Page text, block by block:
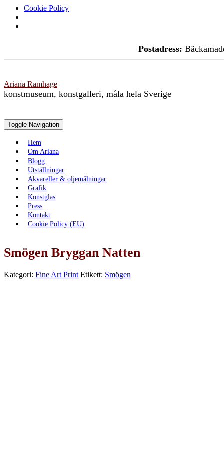
Cookie Policy
content
Postadress:
Ariana Ramhage
konstmuseum, konstgalleri, måla hela Sverige
Toggle Navigation
Hem
Om Ariana
Blogg
Utställningar
Akvareller & oljemålningar
Grafik
Konstglas
Press
Kontakt
Cookie Policy (EU)
Smögen Bryggan Natten
Kategori: Fine Art Print Etikett: Smögen